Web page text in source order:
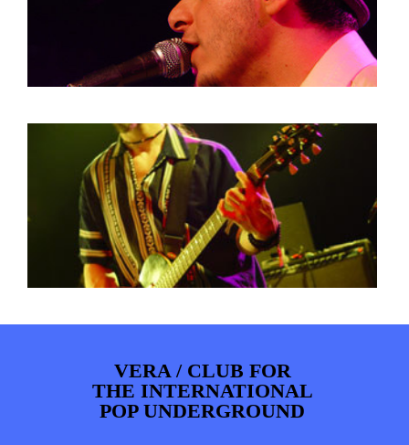
VERA / CLUB FOR
THE INTERNATIONAL
POP UNDERGROUND